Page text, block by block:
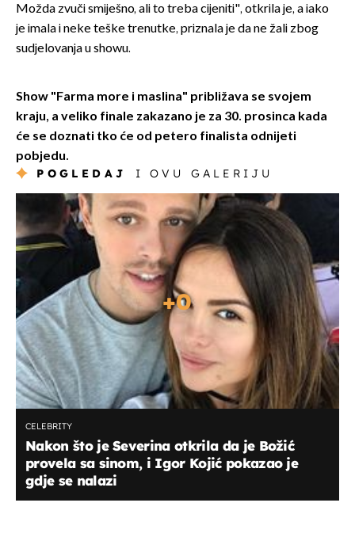
Možda zvuči smiješno, ali to treba cijeniti", otkrila je, a iako
je imala i neke teške trenutke, priznala je da ne žali zbog
sudjelovanja u showu.
Show "Farma more i maslina" približava se svojem
kraju, a veliko finale zakazano je za 30. prosinca kada
će se doznati tko će od petero finalista odnijeti
pobjedu.
POGLEDAJ I OVU GALERIJU
+0
CELEBRITY
Nakon što je Severina otkrila da je Božić
provela sa sinom, i Igor Kojić pokazao je
gdje se nalazi